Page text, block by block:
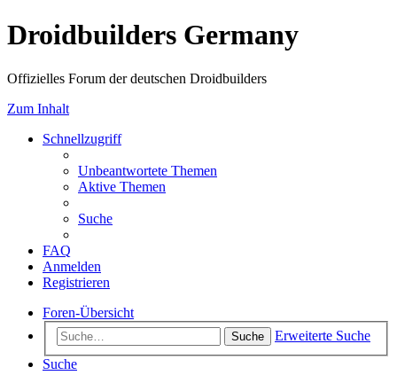
Droidbuilders Germany
Offizielles Forum der deutschen Droidbuilders
Zum Inhalt
Schnellzugriff
Unbeantwortete Themen
Aktive Themen
Suche
FAQ
Anmelden
Registrieren
Foren-Übersicht
Suche
Erweiterte Suche
Suche